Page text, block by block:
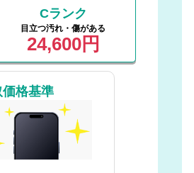
Cランク
目立つ汚れ・傷がある
24,600円
格基準